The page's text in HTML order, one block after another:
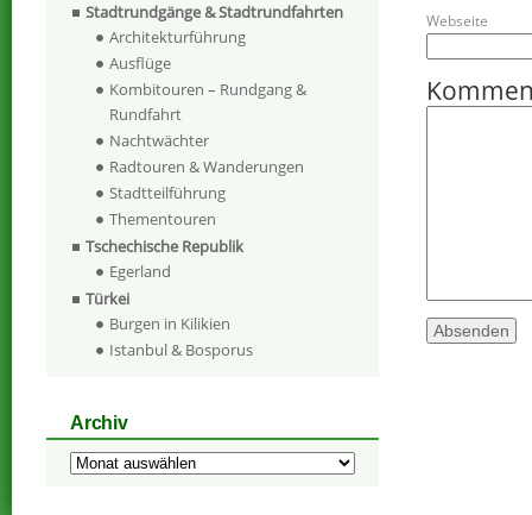
Webseite
Stadtrundgänge & Stadtrundfahrten
Architekturführung
Ausflüge
Kombitouren – Rundgang &
Rundfahrt
Nachtwächter
Radtouren & Wanderungen
Stadtteilführung
Thementouren
Tschechische Republik
Egerland
Türkei
Burgen in Kilikien
Istanbul & Bosporus
Archiv
Archiv